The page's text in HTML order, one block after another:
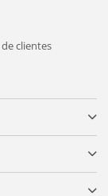
clientes